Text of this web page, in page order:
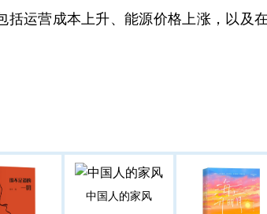
括运营成本上升、能源价格上涨，以及
中国人的家风